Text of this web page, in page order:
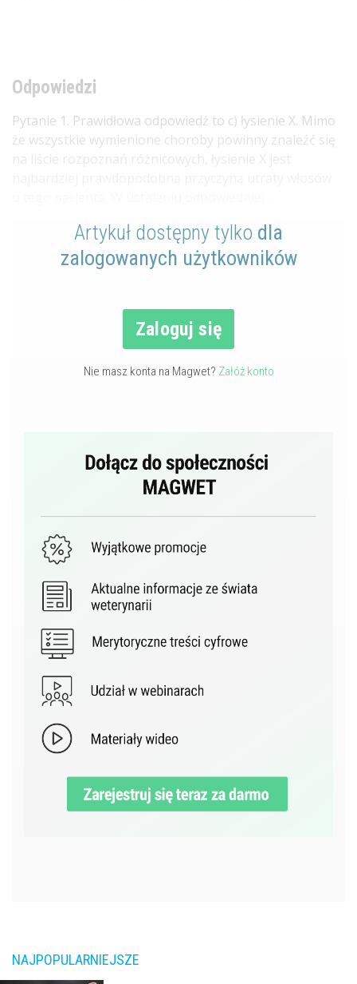
Odpowiedzi
Pytanie 1. Prawidłowa odpowiedź to c) łysienie X. Mimo
że wszystkie wymienione choroby powinny znaleźć się
na liście rozpoznań różnicowych, łysienie X jest
Artykuł dostępny tylko dla
zalogowanych użytkowników
Zaloguj się
Nie masz konta na Magwet? Załóż konto
NAJPOPULARNIEJSZE